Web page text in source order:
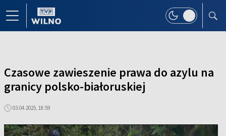
Czasowe zawieszenie prawa do azylu na
granicy polsko-białoruskiej
03.04.2025, 18:59